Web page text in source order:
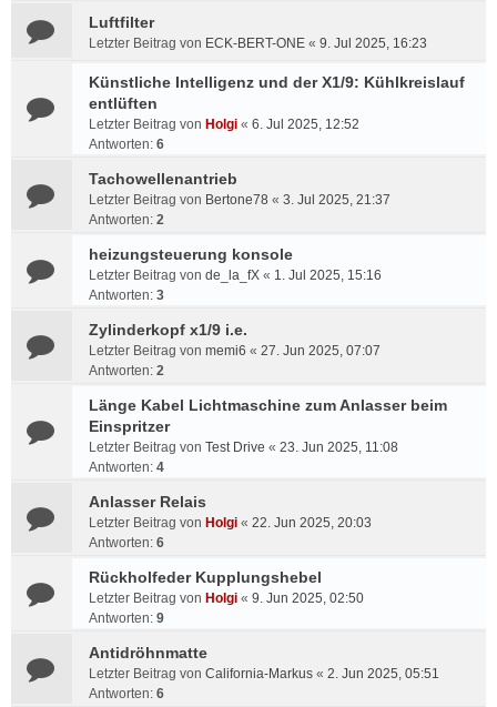
Luftfilter
Letzter Beitrag von ECK-BERT-ONE « 9. Jul 2025, 16:23
Künstliche Intelligenz und der X1/9: Kühlkreislauf
entlüften
Letzter Beitrag von Holgi « 6. Jul 2025, 12:52
Antworten: 6
Tachowellenantrieb
Letzter Beitrag von Bertone78 « 3. Jul 2025, 21:37
Antworten: 2
heizungsteuerung konsole
Letzter Beitrag von de_la_fX « 1. Jul 2025, 15:16
Antworten: 3
Zylinderkopf x1/9 i.e.
Letzter Beitrag von memi6 « 27. Jun 2025, 07:07
Antworten: 2
Länge Kabel Lichtmaschine zum Anlasser beim
Einspritzer
Letzter Beitrag von Test Drive « 23. Jun 2025, 11:08
Antworten: 4
Anlasser Relais
Letzter Beitrag von Holgi « 22. Jun 2025, 20:03
Antworten: 6
Rückholfeder Kupplungshebel
Letzter Beitrag von Holgi « 9. Jun 2025, 02:50
Antworten: 9
Antidröhnmatte
Letzter Beitrag von California-Markus « 2. Jun 2025, 05:51
Antworten: 6